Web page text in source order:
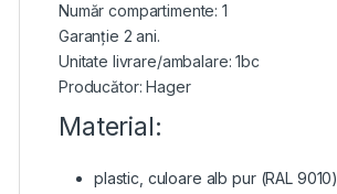
Număr compartimente: 1
Garanție 2 ani.
Unitate livrare/ambalare: 1bc
Producător: Hager
Material:
plastic, culoare alb pur (RAL 9010)